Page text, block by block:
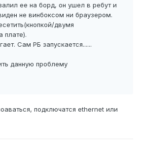
ее на борд, он ушел в ребут и
не винбоксом ни браузером.
двумя
плате).
Сам РБ запускается......
данную проблему
подключатся ethernet или